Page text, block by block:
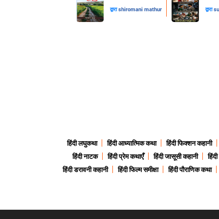
द्वाराshiromani mathur द्वारा
हिंदी लघुकथा हिंदी आध्यात्मिक कथा
हिंदी फिक्शन कहानी
हिंदी नाटक
हिंदी प्रेम कथाएँ हिंदी जासूसी कहानी
हिंदी डरावनी कहानी
हिंदी फिल्म समीक्षा हिंदी पौराणिक कथा